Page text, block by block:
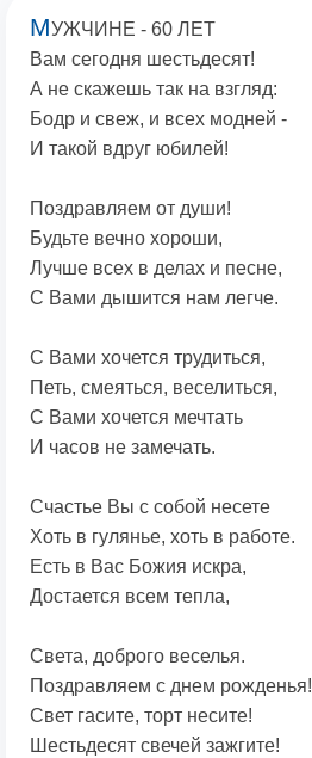
МУЖЧИНЕ - 60 ЛЕТ
Вам сегодня шестьдесят!
А не скажешь так на взгляд:
Бодр и свеж, и всех модней -
И такой вдруг юбилей!
Поздравляем от души!
Будьте вечно хороши,
Лучше всех в делах и песне,
С Вами дышится нам легче.
С Вами хочется трудиться,
Петь, смеяться, веселиться,
С Вами хочется мечтать
И часов не замечать.
Счастье Вы с собой несете
Хоть в гулянье, хоть в работе.
Есть в Вас Божия искра,
Достается всем тепла,
Света, доброго веселья.
Поздравляем с днем рожденья!
Свет гасите, торт несите!
Шестьдесят свечей зажгите!